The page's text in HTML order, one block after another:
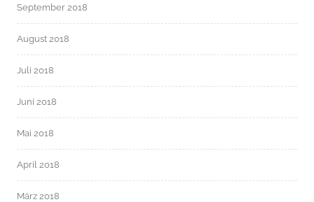
September 2018
August 2018
Juli 2018
Juni 2018
Mai 2018
April 2018
März 2018